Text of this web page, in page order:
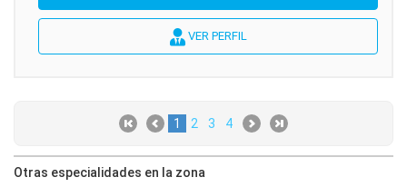
VER PERFIL
1 2 3 4
Otras especialidades en la zona